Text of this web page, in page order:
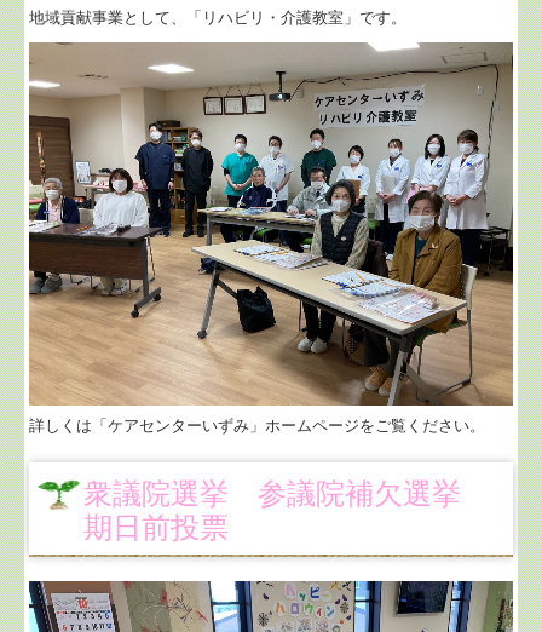
地域貢献事業として、「リハビリ・介護教室」です。
詳しくは「ケアセンターいずみ」ホームページをご覧ください。
衆議院選挙 参議院補欠選挙
期日前投票